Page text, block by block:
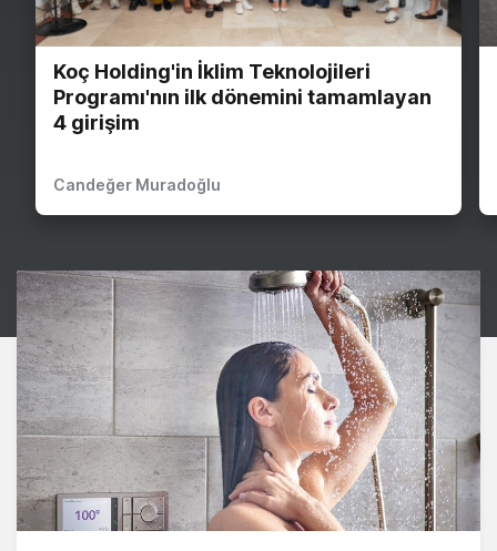
Koç Holding'in İklim Teknolojileri
Programı'nın ilk dönemini tamamlayan
4 girişim
Candeğer Muradoğlu